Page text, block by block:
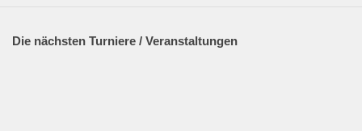
Die nächsten Turniere / Veranstaltungen